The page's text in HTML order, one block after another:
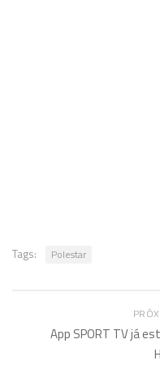
Tags: Polestar
App SPORT TV já